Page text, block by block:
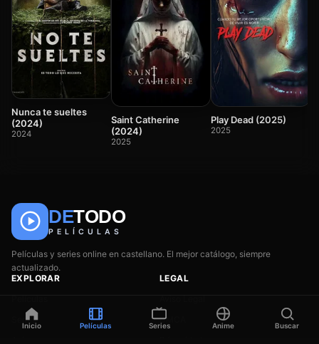
Nunca te sueltes
(2024)
2024
Saint Catherine
(2024)
2025
Play Dead (2025)
2025
DETODO
PELÍCULAS
Películas y series online en castellano. El mejor catálogo, siempre
actualizado.
EXPLORAR
Series
LEGAL
DMCA
Inicio Películas Series Anime Buscar
🎬
Películas